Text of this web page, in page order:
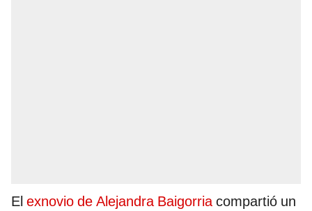
El exnovio de Alejandra Baigorriacompartió un